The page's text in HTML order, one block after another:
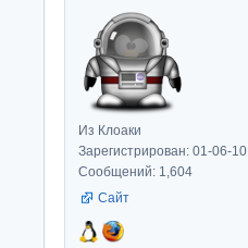
Из Клоаки
Зарегистрирован: 01-06-10
Сообщений: 1,604
Сайт